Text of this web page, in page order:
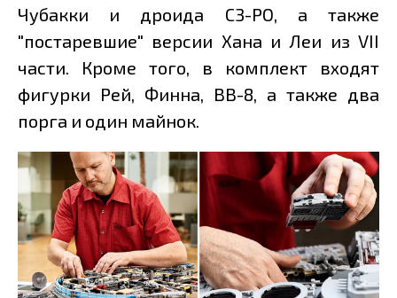
Чубакки и дроида C3-PO, а также
"постаревшие" версии Хана и Леи из VII
части. Кроме того, в комплект входят
фигурки Рей, Финна, BB-8, а также два
порга и один майнок.